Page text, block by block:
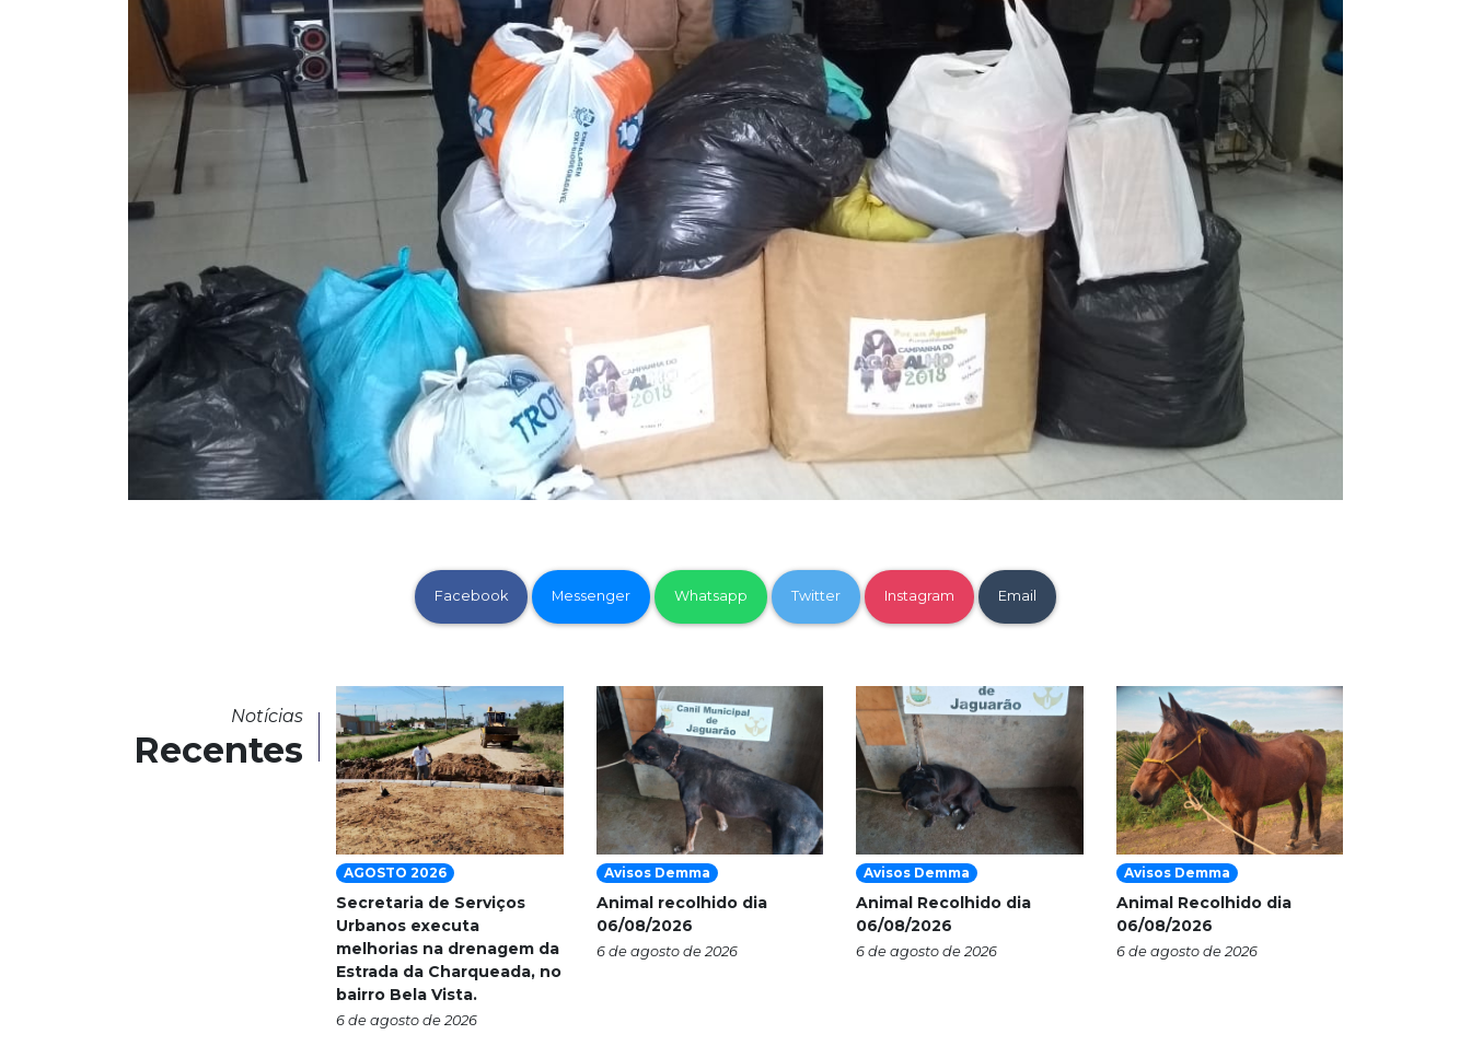
Facebook Messenger Whatsapp Twitter Instagram Email
Notícias
Recentes
AGOSTO 2026
Secretaria de Serviços
Urbanos executa
melhorias na drenagem da
Estrada da Charqueada, no
bairro Bela Vista.
6 de agosto de 2026
Avisos Demma
Animal recolhido dia
06/08/2026
6 de agosto de 2026
Avisos Demma
Animal Recolhido dia
06/08/2026
6 de agosto de 2026
Avisos Demma
Animal Recolhido dia
06/08/2026
6 de agosto de 2026